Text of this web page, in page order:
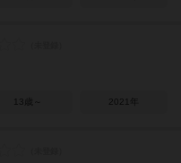
13歳～ 2021年